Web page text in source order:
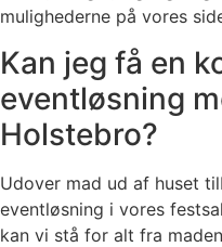
mulighederne på vores
Kan jeg få en
eventløsning
Holstebro?
Udover mad ud af huset
eventløsning i vores
kan vi stå for alt fra